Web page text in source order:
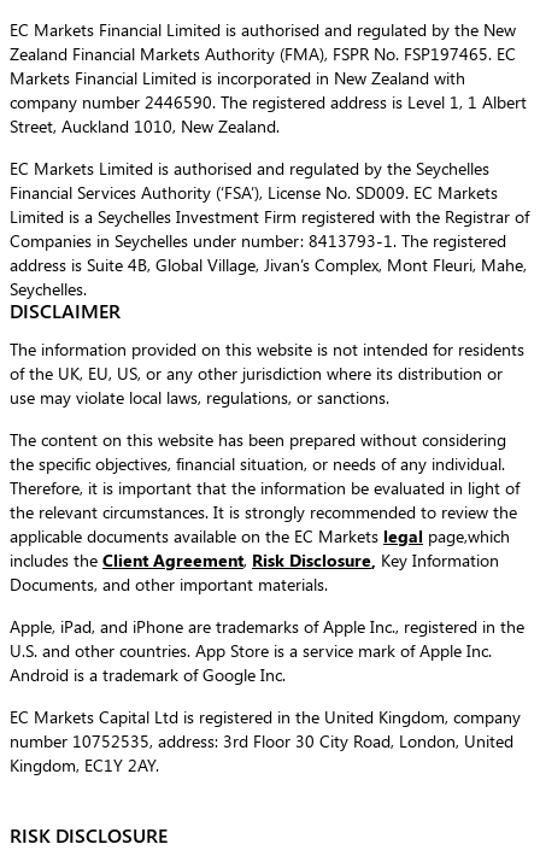
EC Markets Financial Limited is authorised and regulated by the New
Zealand Financial Markets Authority (FMA), FSPR No. FSP197465. EC
Markets Financial Limited is incorporated in New Zealand with
company number 2446590. The registered address is Level 1, 1 Albert
Street, Auckland 1010, New Zealand.
EC Markets Limited is authorised and regulated by the Seychelles
Financial Services Authority (‘FSA’), License No. SD009. EC Markets
Limited is a Seychelles Investment Firm registered with the Registrar of
Companies in Seychelles under number: 8413793-1. The registered
address is Suite 4B, Global Village, Jivan’s Complex, Mont Fleuri, Mahe,
Seychelles.
DISCLAIMER
The information provided on this website is not intended for residents
of the UK, EU, US, or any other jurisdiction where its distribution or
use may violate local laws, regulations, or sanctions.
The content on this website has been prepared without considering
the specific objectives, financial situation, or needs of any individual.
Therefore, it is important that the information be evaluated in light of
the relevant circumstances. It is strongly recommended to review the
applicable documents available on the EC Markets legal page,which
includes the Client Agreement, Risk Disclosure Key Information
Documents, and other important materials.
Apple, iPad, and iPhone are trademarks of Apple Inc., registered in the
U.S. and other countries. App Store is a service mark of Apple Inc.
Android is a trademark of Google Inc.
EC Markets Capital Ltd is registered in the United Kingdom, company
number 10752535, address: 3rd Floor 30 City Road, London, United
Kingdom, EC1Y 2AY.
RISK DISCLOSURE